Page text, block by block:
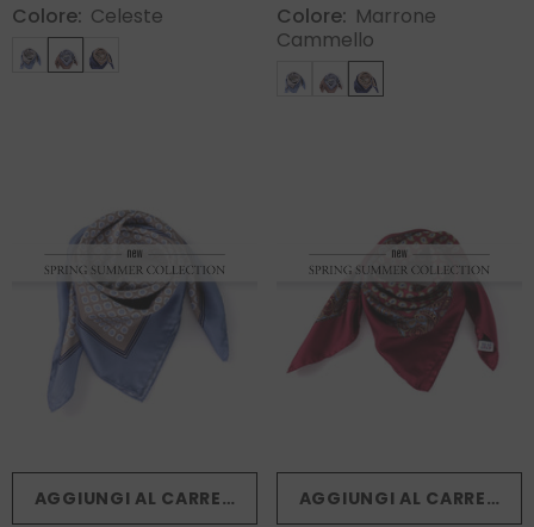
Colore: Celeste Colore: Marrone
Cammello
AGGIUNGI AL CARRELLO AGGIUNGI AL CARRELLO